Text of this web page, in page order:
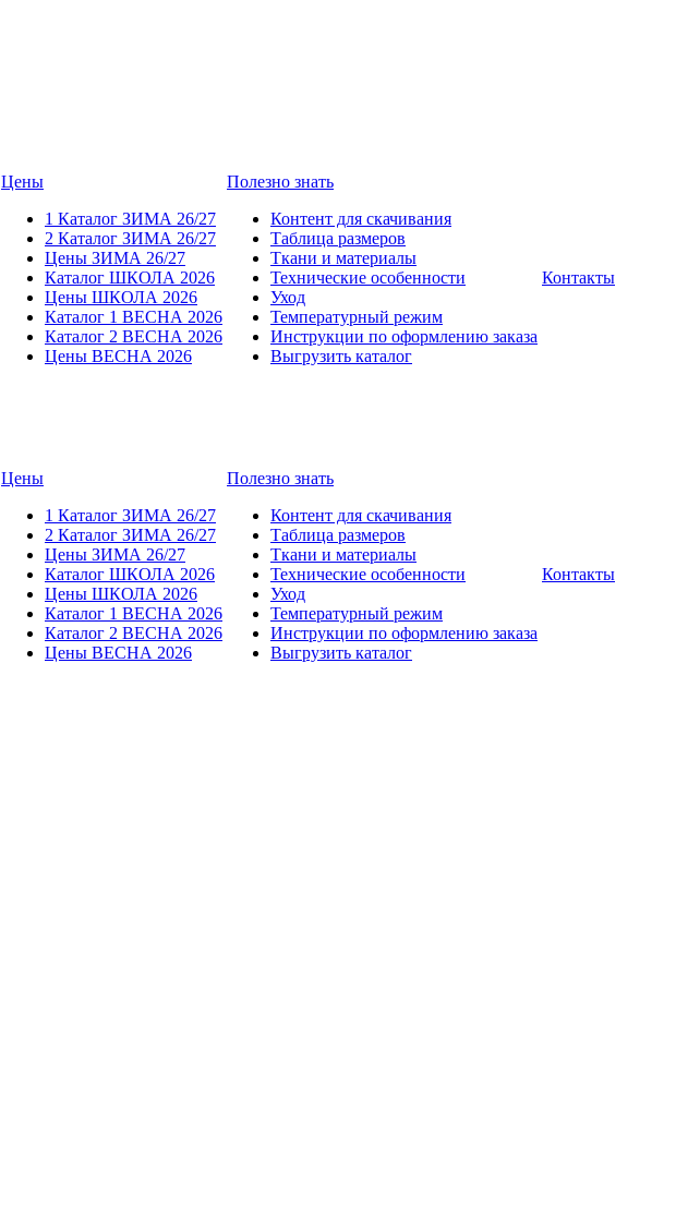
Цены
1 Каталог ЗИМА 26/27
2 Каталог ЗИМА 26/27
Цены ЗИМА 26/27
Каталог ШКОЛА 2026
Цены ШКОЛА 2026
Каталог 1 ВЕСНА 2026
Каталог 2 ВЕСНА 2026
Цены ВЕСНА 2026
Полезно знать
Контент для скачивания
Таблица размеров
Ткани и материалы
Технические особенности
Уход
Температурный режим
Инструкции по оформлению заказа
Выгрузить каталог
Контакты
Цены
1 Каталог ЗИМА 26/27
2 Каталог ЗИМА 26/27
Цены ЗИМА 26/27
Каталог ШКОЛА 2026
Цены ШКОЛА 2026
Каталог 1 ВЕСНА 2026
Каталог 2 ВЕСНА 2026
Цены ВЕСНА 2026
Полезно знать
Контент для скачивания
Таблица размеров
Ткани и материалы
Технические особенности
Уход
Температурный режим
Инструкции по оформлению заказа
Выгрузить каталог
Контакты